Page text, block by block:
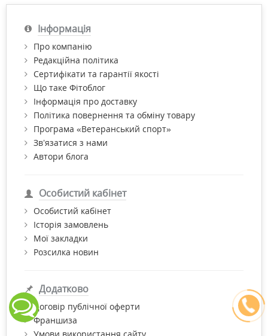
Інформація
Про компанію
Редакційна політика
Сертифікати та гарантії якості
Що таке Фітоблог
Інформація про доставку
Політика повернення та обміну товару
Програма «Ветеранський спорт»
Зв’язатися з нами
Автори блога
Особистий кабінет
Особистий кабінет
Історія замовлень
Мої закладки
Розсилка новин
Додатково
Договір публічної оферти
Франшиза
Умови використання сайту